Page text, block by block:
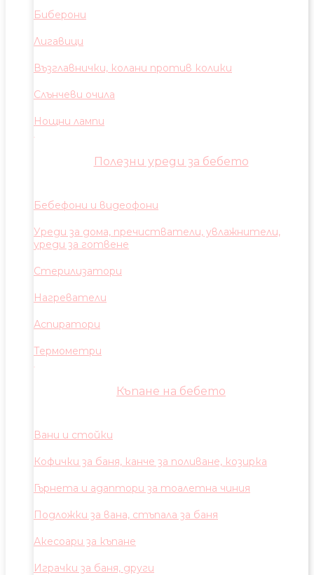
Биберони
Лигавици
Възглавнички, колани против колики
Слънчеви очила
Нощни лампи
Полезни уреди за бебето
Бебефони и видеофони
Уреди за дома, пречистватели, увлажнители,
уреди за готвене
Стерилизатори
Нагреватели
Аспиратори
Термометри
Къпане на бебето
Вани и стойки
Кофички за баня, канче за поливане, козирка
Гърнета и адаптори за тоалетна чиния
Подложки за вана, стъпала за баня
Акесоари за къпане
Играчки за баня, други